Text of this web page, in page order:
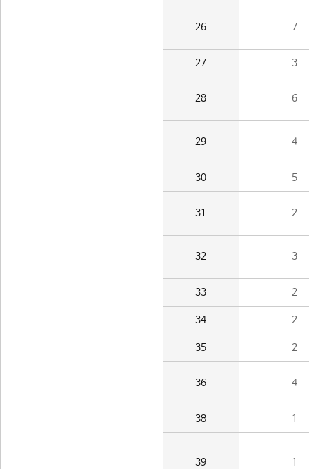
26 7
27 3
28 6
29 4
30 5
31 2
32 3
33 2
34 2
35 2
36 4
38 1
39 1